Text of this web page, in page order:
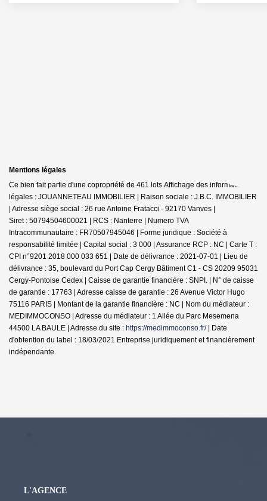
Mentions légales
Ce bien fait partie d'une copropriété de 461 lots.Affichage des informations
légales : JOUANNETEAU IMMOBILIER | Raison sociale : J.B.C. IMMOBILIER
| Adresse siège social : 26 rue Antoine Fratacci - 92170 Vanves |
Siret : 50794504600021 | RCS : Nanterre | Numero TVA
Intracommunautaire : FR70507945046 | Forme juridique : Société à
responsabilité limitée | Capital social : 3 000 | Assurance RCP : NC | Carte T :
CPI n°9201 2018 000 033 651 | Date de délivrance : 2021-07-01 | Lieu de
délivrance : 35, boulevard du Port Cap Cergy Bâtiment C1 - CS 20209 95031
Cergy-Pontoise Cedex | Caisse de garantie financière : SNPI. | N° de caisse
de garantie : 17763 | Adresse caisse de garantie : 26 Avenue Victor Hugo
75116 PARIS | Montant de la garantie financière : NC | Nom du médiateur :
MEDIMMOCONSO | Adresse du médiateur : 1 Allée du Parc Mesemena
44500 LA BAULE | Adresse du site : https://medimmoconso.fr/| Date
d'obtention du label : 18/03/2021 Entreprise juridiquement et financièrement
indépendante
L'AGENCE